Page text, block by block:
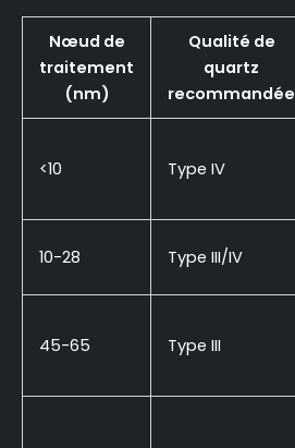
Nœud de
traitement
(nm)
Qualité de
quartz
recommandée
<10 Type IV
10-28 Type III/IV
45-65 Type III